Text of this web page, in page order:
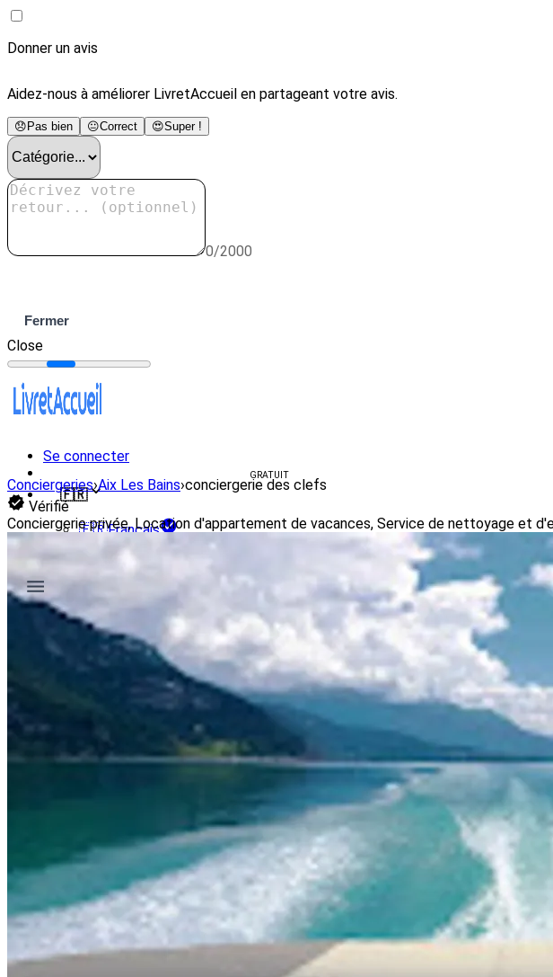
Donner un avis
Aidez-nous à améliorer LivretAccueil en partageant votre avis.
😞 Pas bien 😐Correct 😍Super !
0/2000
Fermer
Close
Se connecter
GRATUIT
🇫🇷
🇫🇷Français
🇺🇸
English
Conciergeries›Aix Les Bains›conciergerie des clefs
Vérifié
Conciergerie privée, Location d'appartement de vacances, Service de nettoyage et